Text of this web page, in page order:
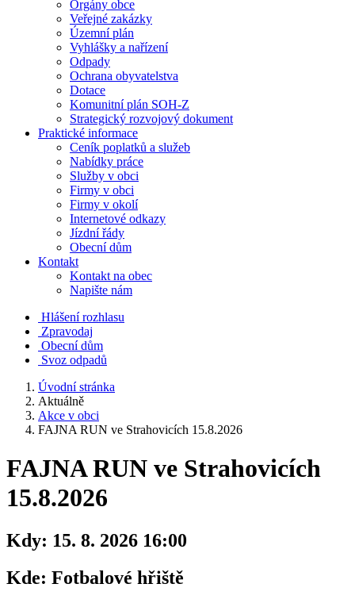
Orgány obce
Veřejné zakázky
Územní plán
Vyhlášky a nařízení
Odpady
Ochrana obyvatelstva
Dotace
Komunitní plán SOH-Z
Strategický rozvojový dokument
Praktické informace
Ceník poplatků a služeb
Nabídky práce
Služby v obci
Firmy v obci
Firmy v okolí
Internetové odkazy
Jízdní řády
Obecní dům
Kontakt
Kontakt na obec
Napište nám
Hlášení rozhlasu
Zpravodaj
Obecní dům
Svoz odpadů
Úvodní stránka
Aktuálně
Akce v obci
FAJNA RUN ve Strahovicích 15.8.2026
FAJNA RUN ve Strahovicích
15.8.2026
Kdy: 15. 8. 2026 16:00
Kde: Fotbalové hřiště